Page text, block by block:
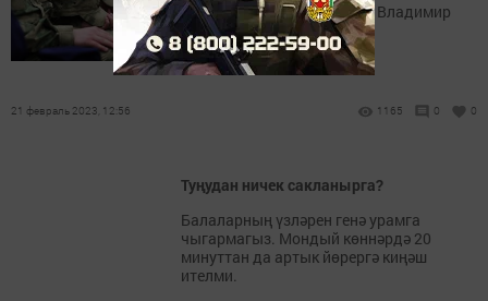
Бу турыда РФ Президенты Владимир
Путин хәбәр итте.
21 февраль 2023, 12:56 1165 0 0
Туңудан ничек сакланырга?
Балаларның үзләрен генә урамга
чыгармагыз. Мондый көннәрдә 20
минуттан да артык йөрергә киңәш
ителми.